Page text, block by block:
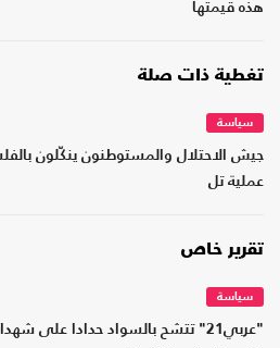
هذه قيمتها
تغطية ذات صلة
سياسة
جيش الاحتلال والمستوطنون ينكّلون
عملية تل
تقرير خاص
سياسة
"عربي21" تتشح بالسواد حدادا على